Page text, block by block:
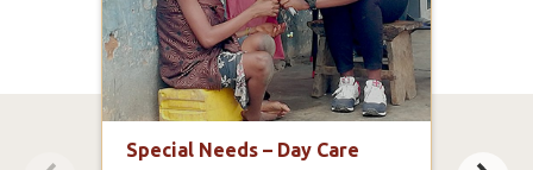
Special Needs – Day Care